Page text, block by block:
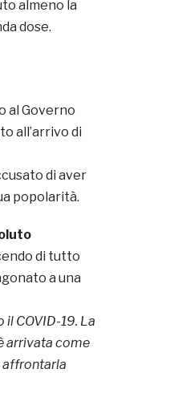
almeno la
dose.
al Governo
all’arrivo di
di aver
popolarità.
di tutto
a una
COVID-19. La
arrivata come
affrontarla